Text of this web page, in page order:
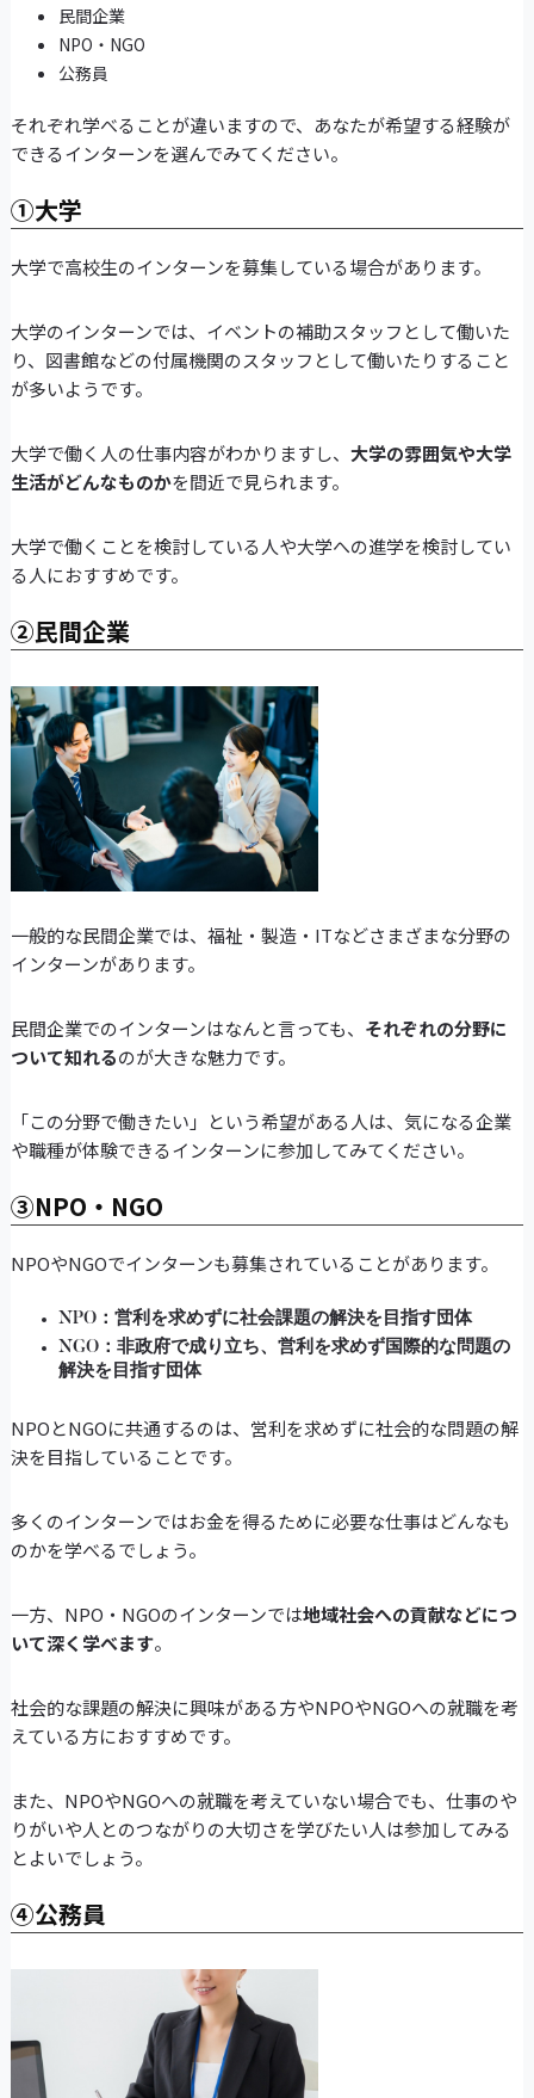
民間企業
NPO・NGO
公務員
それぞれ学べることが違いますので、あなたが希望する経験が
できるインターンを選んでみてください。
①大学
大学で高校生のインターンを募集している場合があります。
大学のインターンでは、イベントの補助スタッフとして働いた
り、図書館などの付属機関のスタッフとして働いたりすること
が多いようです。
大学で働く人の仕事内容がわかりますし、 大学の雰囲気や大学
生活がどんなものかを間近で見られます。
大学で働くことを検討している人や大学への進学を検討してい
る人におすすめです。
②民間企業
一般的な民間企業では、福祉・製造・ITなどさまざまな分野の
インターンがあります。
民間企業でのインターンはなんと言っても、 それぞれの分野に
ついて知れるのが大きな魅力です。
「この分野で働きたい」という希望がある人は、気になる企業
や職種が体験できるインターンに参加してみてください。
③NPO・NGO
NPOやNGOでインターンも募集されていることがあります。
NPO：営利を求めずに社会課題の解決を目指す団体
NGO：非政府で成り立ち、営利を求めず国際的な問題の
解決を目指す団体
NPOとNGOに共通するのは、営利を求めずに社会的な問題の解
決を目指していることです。
多くのインターンではお金を得るために必要な仕事はどんなも
のかを学べるでしょう。
一方、NPO・NGOのインターンでは地域社会への貢献などにつ
いて深く学べます。
社会的な課題の解決に興味がある方やNPOやNGOへの就職を考
えている方におすすめです。
また、NPOやNGOへの就職を考えていない場合でも、仕事のや
りがいや人とのつながりの大切さを学びたい人は参加してみる
とよいでしょう。
④公務員